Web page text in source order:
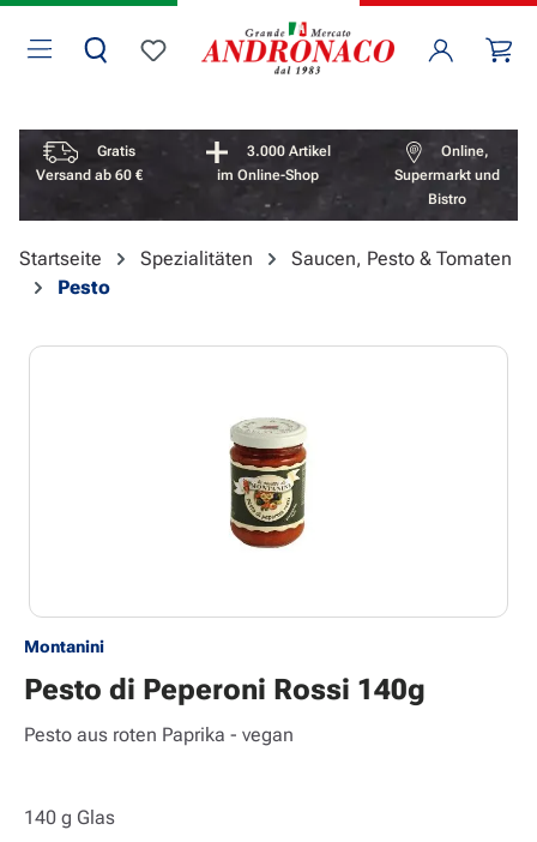
Zum Hauptinhalt springen
Du hast 0 Produkte auf dem Merkzettel
Vorteile überspringen
Gratis
Versand ab 60 €
3.000 Artikel
im Online-Shop
Online,
Supermarkt und
Bistro
Startseite Spezialitäten
Saucen, Pesto & Tomaten
Pesto
Bildergalerie überspringen
Montanini
Pesto di Peperoni Rossi 140g
Pesto aus roten Paprika - vegan
140 g Glas